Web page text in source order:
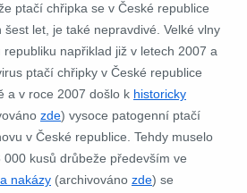
ptačí chřipka se v České republice
let, je také nepravdivé. Velké vlny
republiku napřiklad již v letech 2007 a
ptačí chřipky v České republice
a v roce 2007 došlo k historicky
zde) vysoce patogenní ptačí
v České republice. Tehdy muselo
kusů drůbeže především ve
nakázy (archivováno zde) se